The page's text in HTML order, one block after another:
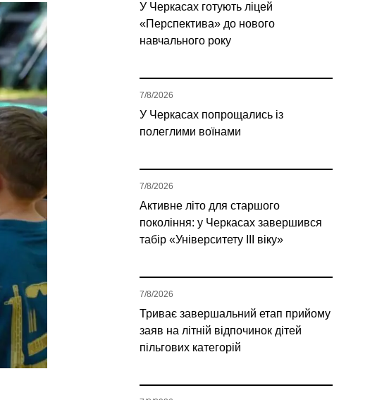
У Черкасах готують ліцей
«Перспектива» до нового
навчального року
У Черкасах попрощались із
полеглими воїнами
7/8/2026
Активне літо для старшого
покоління: у Черкасах завершився
табір «Університету ІІІ віку»
7/8/2026
Триває завершальний етап прийому
заяв на літній відпочинок дітей
пільгових категорій
7/8/2026